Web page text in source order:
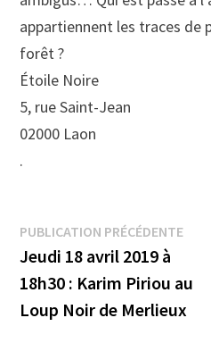
appartiennent les traces de
forêt ?
Étoile Noire
5, rue Saint-Jean
02000 Laon
.
Navigation
de
l’article
PUBLICATION PRÉCÉDENTE
Jeudi 18 avril 2019 à
18h30 : Karim Piriou au
Loup Noir de Merlieux